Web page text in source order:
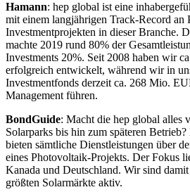
Hamann: hep global ist eine
mit einem langjährigen Track-Record an
Investmentprojekten in dieser Branche.
machte 2019 rund 80% der
Investments 20%. Seit 2008 haben wir
erfolgreich entwickelt, während wir in
Investmentfonds derzeit ca. 268 Mio.
Management führen.
BondGuide: Macht die hep global alles
Solarparks bis hin zum späteren
bieten sämtliche Dienstleistungen über
eines Photovoltaik-Projekts. Der Fokus
Kanada und Deutschland. Wir sind
größten Solarmärkte aktiv.